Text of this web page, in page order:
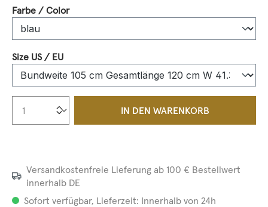
Farbe / Colorauswählen
Size US / EUauswählen
Produkt Anzahl: Gib den
IN DEN WARENKORB
Versandkostenfreie Lieferung ab 100 € Bestellwert
innerhalb DE
Sofort verfügbar, Lieferzeit: Innerhalb von 24h